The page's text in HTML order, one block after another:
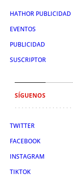
HATHOR PUBLICIDAD
EVENTOS
PUBLICIDAD
SUSCRIPTOR
SÍGUENOS
TWITTER
FACEBOOK
INSTAGRAM
TIKTOK